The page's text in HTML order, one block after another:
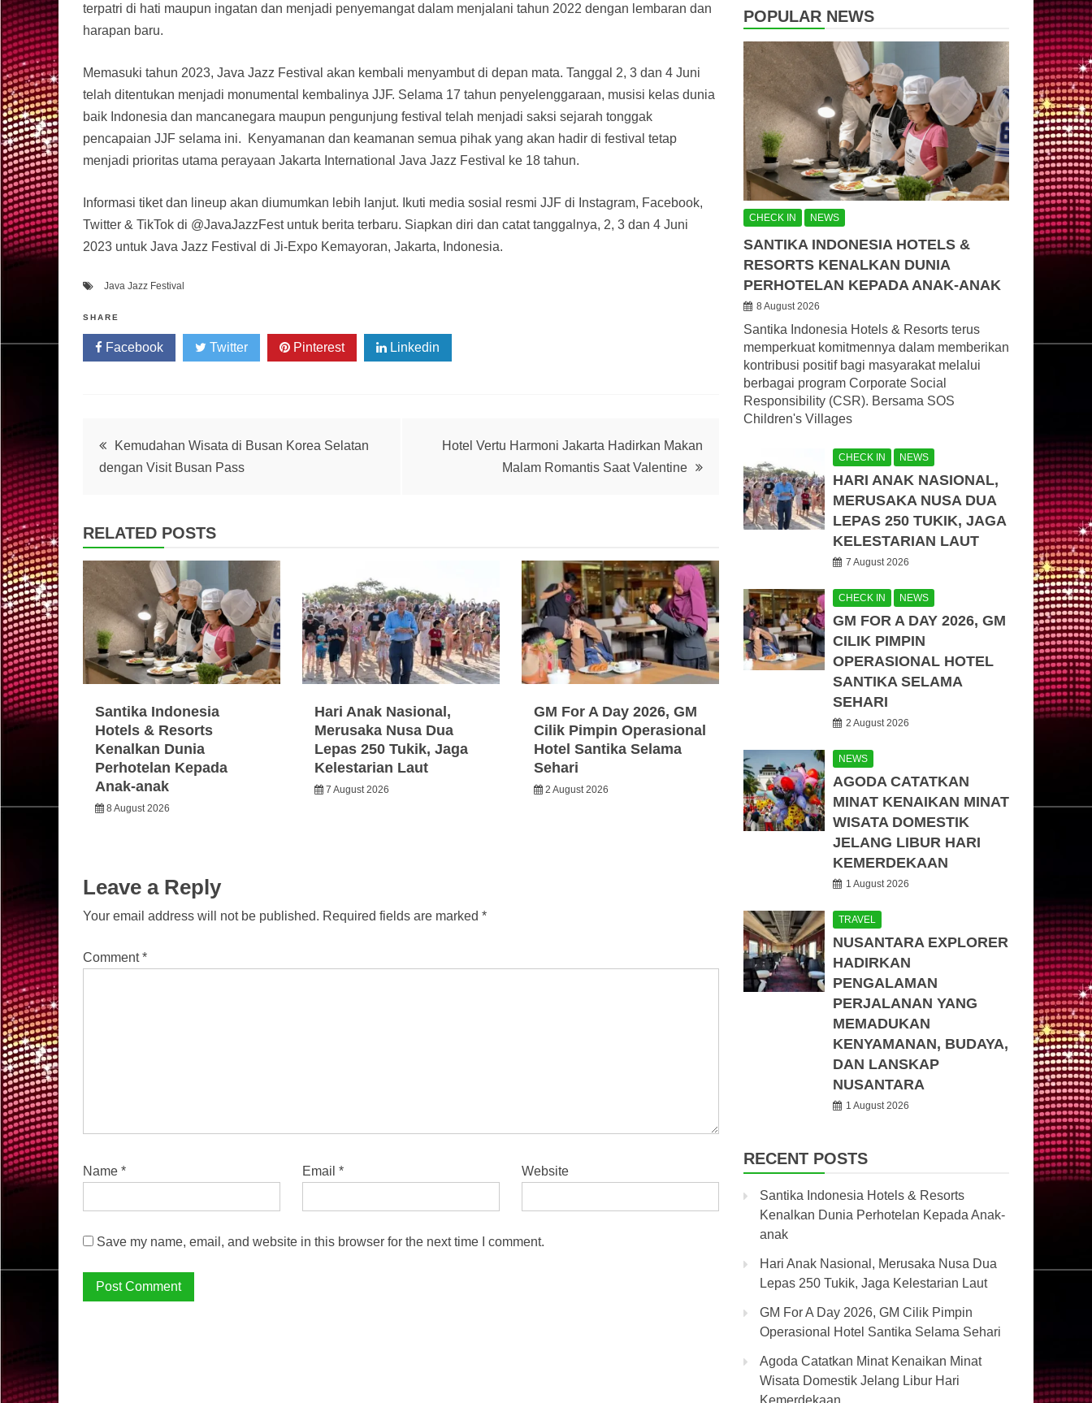
terpatri di hati maupun ingatan dan menjadi penyemangat dalam menjalani tahun 2022 dengan lembaran dan
harapan baru.
Memasuki tahun 2023, Java Jazz Festival akan kembali menyambut di depan mata. Tanggal 2, 3 dan 4 Juni
telah ditentukan menjadi monumental kembalinya JJF. Selama 17 tahun penyelenggaraan, musisi kelas dunia
baik Indonesia dan mancanegara maupun pengunjung festival telah menjadi saksi sejarah tonggak
pencapaian JJF selama ini. Kenyamanan dan keamanan semua pihak yang akan hadir di festival tetap
menjadi prioritas utama perayaan Jakarta International Java Jazz Festival ke 18 tahun.
Informasi tiket dan lineup akan diumumkan lebih lanjut. Ikuti media sosial resmi JJF di Instagram, Facebook,
Twitter & TikTok di @JavaJazzFest untuk berita terbaru. Siapkan diri dan catat tanggalnya, 2, 3 dan 4 Juni
2023 untuk Java Jazz Festival di Ji-Expo Kemayoran, Jakarta, Indonesia.
Java Jazz Festival
SHARE
Facebook Twitter Pinterest Linkedin
Post
navigation
Kemudahan Wisata di Busan Korea Selatan
dengan Visit Busan Pass
Hotel Vertu Harmoni Jakarta Hadirkan Makan
Malam Romantis Saat Valentine
RELATED POSTS
Santika Indonesia
Hotels & Resorts
Kenalkan Dunia
Perhotelan Kepada
Anak-anak
8 August 2026
Hari Anak Nasional,
Merusaka Nusa Dua
Lepas 250 Tukik, Jaga
Kelestarian Laut
7 August 2026
GM For A Day 2026, GM
Cilik Pimpin Operasional
Hotel Santika Selama
Sehari
2 August 2026
Leave a Reply
Your email address will not be published. Required fields are marked *
Comment*
Name * Email* Website
Save my name, email, and website in this browser for the next time I comment.
POPULAR NEWS
CHECK IN NEWS
SANTIKA INDONESIA HOTELS &
RESORTS KENALKAN DUNIA
PERHOTELAN KEPADA ANAK-ANAK
8 August 2026
Santika Indonesia Hotels & Resorts terus
memperkuat komitmennya dalam memberikan
kontribusi positif bagi masyarakat melalui
berbagai program Corporate Social
Responsibility (CSR). Bersama SOS
Children's Villages
CHECK IN NEWS
HARI ANAK NASIONAL,
MERUSAKA NUSA DUA
LEPAS 250 TUKIK, JAGA
KELESTARIAN LAUT
7 August 2026
CHECK IN NEWS
GM FOR A DAY 2026, GM
CILIK PIMPIN
OPERASIONAL HOTEL
SANTIKA SELAMA
SEHARI
2 August 2026
NEWS
AGODA CATATKAN
MINAT KENAIKAN MINAT
WISATA DOMESTIK
JELANG LIBUR HARI
KEMERDEKAAN
1 August 2026
TRAVEL
NUSANTARA EXPLORER
HADIRKAN
PENGALAMAN
PERJALANAN YANG
MEMADUKAN
KENYAMANAN, BUDAYA,
DAN LANSKAP
NUSANTARA
1 August 2026
RECENT POSTS
Santika Indonesia Hotels & Resorts
Kenalkan Dunia Perhotelan Kepada Anak-
anak
Hari Anak Nasional, Merusaka Nusa Dua
Lepas 250 Tukik, Jaga Kelestarian Laut
GM For A Day 2026, GM Cilik Pimpin
Operasional Hotel Santika Selama Sehari
Agoda Catatkan Minat Kenaikan Minat
Wisata Domestik Jelang Libur Hari